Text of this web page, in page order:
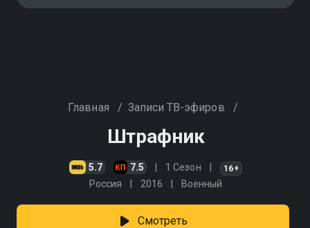
Главная / Записи ТВ-эфиров /
Штрафник
5.7 7.5 1 Сезон 16+
Россия 2016 Военный
Смотреть